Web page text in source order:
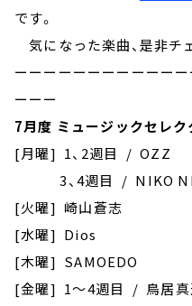
です。
気になった楽曲、是非チ
ーーーーーーーーーーー
ーーー
7月度 ミュージックセレク
[月曜] 1、2週目 / OZZ
3、4週目 / NIKO
[火曜] 崎山蒼志
[水曜] Dios
[木曜] SAMOEDO
[金曜] 1～4週目 / 鳥居真